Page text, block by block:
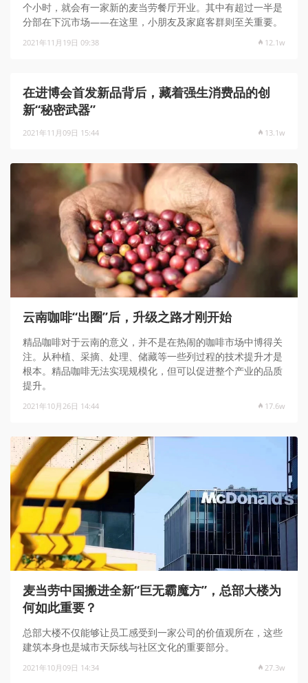
个小时，就会有一家新的麦当劳餐厅开业。其中有超过一半是
分部在下沉市场——在这里，小朋友及家庭客群则至关重要。
2021年11月19日 09:38 12.1w
在进博会首发新品背后，藏着强生消费品的创
新“秘密武器”
2021年11月09日 15:44 13.1w
云南咖啡“出圈”后，升级之路才刚开始
精品咖啡对于云南的意义，并不是在热闹的咖啡市场中博得关
注。从种植、采摘、处理、储藏等一些列过程的技术提升才是
根本。精品咖啡无法实现规模化，但可以促进整个产业的品质
提升。
2021年10月26日 14:44 17.6w
麦当劳中国搬进全新“巨无霸魔方”，总部大楼为
何如此重要？
总部大楼不仅能够让员工感受到一家公司的价值观所在，这些
建筑本身也是城市天际线与社区文化的重要部分。
2021年10月09日 14:34 27.3w